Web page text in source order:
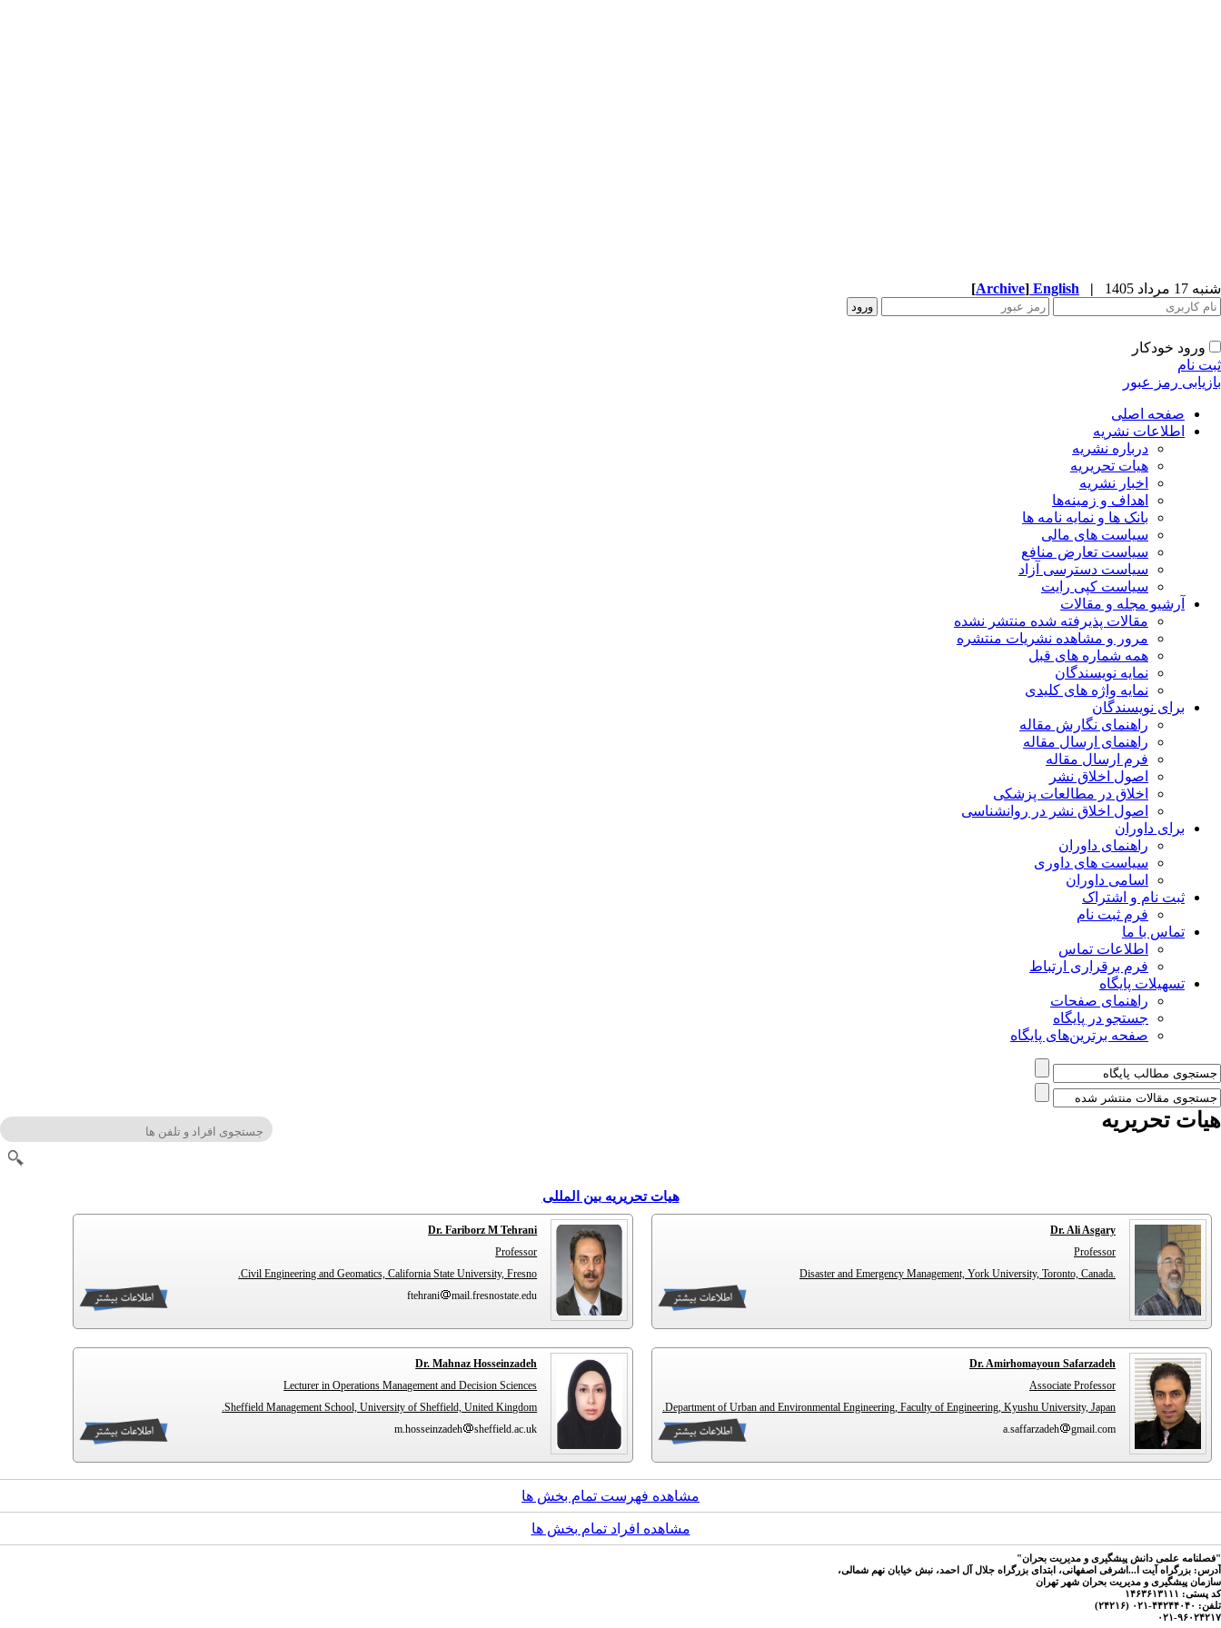
شنبه 17 مرداد 1405 |
English
[Archive]
ورود خودکار
ثبت نام
بازیابی رمز عبور
صفحه اصلی
اطلاعات نشریه
درباره نشریه
هیات تحریریه
اخبار نشریه
اهداف و زمینه‌ها
بانک ها و نمایه نامه ها
سیاست های مالی
سیاست تعارض منافع
سیاست دسترسی آزاد
سیاست کپی رایت
آرشیو مجله و مقالات
مقالات پذیرفته شده منتشر نشده
مرور و مشاهده نشریات منتشره
همه شماره های قبل
نمایه نویسندگان
نمایه واژه های کلیدی
برای نویسندگان
راهنمای نگارش مقاله
راهنمای ارسال مقاله
فرم ارسال مقاله
اصول اخلاق نشر
اخلاق در مطالعات پزشکی
اصول اخلاق نشر در روانشناسی
برای داوران
راهنمای داوران
سیاست های داوری
اسامی داوران
ثبت نام و اشتراک
فرم ثبت نام
تماس با ما
اطلاعات تماس
فرم برقراری ارتباط
تسهیلات پایگاه
راهنمای صفحات
جستجو در پایگاه
صفحه برترین‌های پایگاه
هیات تحریریه
هیات تحریریه بین المللی
Dr. Ali Asgary
Professor
.Disaster and Emergency Management, York University, Toronto, Canada
Dr. Fariborz M Tehrani
Professor
Civil Engineering and Geomatics, California State University, Fresno.
ftehrani
mail.fresnostate.edu
Dr. Amirhomayoun Safarzadeh
Associate Professor
Department of Urban and Environmental Engineering, Faculty of Engineering, Kyushu University, Japan.
a.saffarzadeh
gmail.com
Dr. Mahnaz Hosseinzadeh
Lecturer in Operations Management and Decision Sciences
Sheffield Management School, University of Sheffield, United Kingdom.
m.hosseinzadeh
sheffield.ac.uk
مشاهده فهرست تمام بخش ها
مشاهده افراد تمام بخش ها
"فصلنامه علمی دانش پیشگیری و مدیریت بحران"
آدرس: بزرگراه آیت ا...اشرفی اصفهانی، ابتدای بزرگراه جلال آل احمد، نبش خیابان نهم شمالی،
سازمان پیشگیری و مدیریت بحران شهر تهران
کد پستی: ۱۴۶۳۶۱۳۱۱۱
تلفن: ۴۴۲۴۴۰۴۰-۰۲۱ (۲۴۲۱۶)
۰۲۱-۹۶۰۲۴۲۱۷